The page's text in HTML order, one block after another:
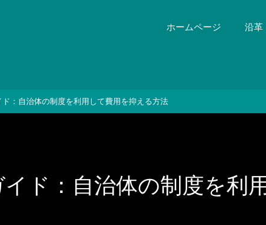
ホームページ 沿革
：自治体の制度を利用して費用を抑える方法
ド：自治体の制度を利